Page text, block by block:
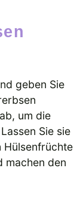
geben Sie
um die
Sie sie
Hülsenfrüchte
machen den